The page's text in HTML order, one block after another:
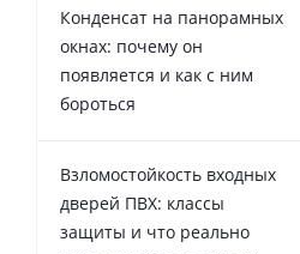
Конденсат на панорамных
окнах: почему он
появляется и как с ним
бороться
Взломостойкость входных
дверей ПВХ: классы
защиты и что реально